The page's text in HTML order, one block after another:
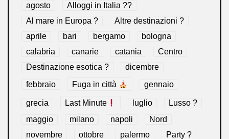
agosto
Alloggi in Italia ??
Al mare in Europa ?️
Altre destinazioni ?
aprile
bari bergamo
bologna
calabria
canarie catania
Centro
Destinazione esotica ?
dicembre
febbraio Fuga in città gennaio
grecia Last Minute luglio
Lusso ?
maggio
milano napoli
Nord
novembre
ottobre palermo
Party ?